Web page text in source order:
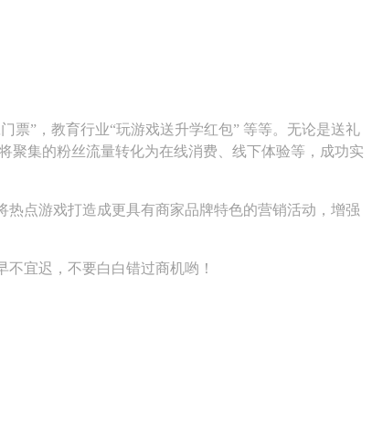
票”，教育行业“玩游戏送升学红包” 等等。无论是送礼
集的粉丝流量转化为在线消费、线下体验等，成功实
点游戏打造成更具有商家品牌特色的营销活动，增强
宜迟，不要白白错过商机哟！